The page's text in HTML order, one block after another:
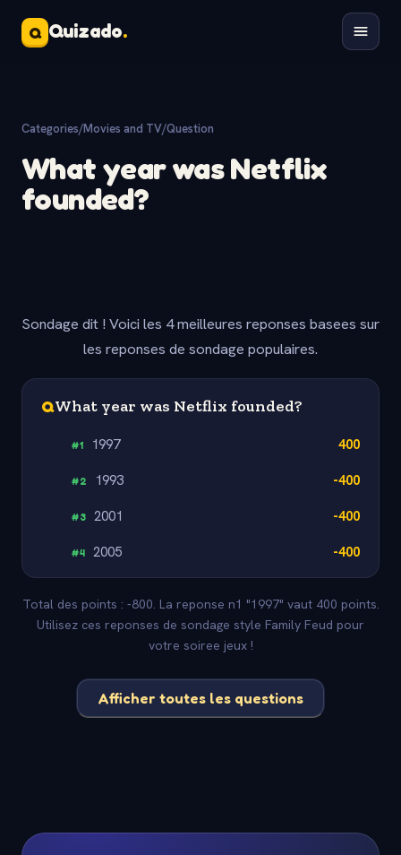
Q Quizado.
Categories/Movies and TV/Question
What year was Netflix
founded?
Sondage dit ! Voici les 4 meilleures reponses basees sur
les reponses de sondage populaires.
QWhat year was Netflix founded?
#1 1997 400
#2 1993 -400
#3 2001 -400
#4 2005 -400
Total des points : -800. La reponse n1 "1997" vaut 400 points.
Utilisez ces reponses de sondage style Family Feud pour
votre soiree jeux !
Afficher toutes les questions